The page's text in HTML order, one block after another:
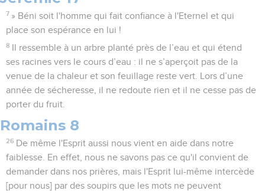
7 » Béni soit l'homme qui fait confiance à l'Eternel et qui
place son espérance en lui !
8 Il ressemble à un arbre planté près de l’eau et qui étend
ses racines vers le cours d’eau : il ne s’aperçoit pas de la
venue de la chaleur et son feuillage reste vert. Lors d’une
année de sécheresse, il ne redoute rien et il ne cesse pas de
porter du fruit.
Romains 8
26 De même l'Esprit aussi nous vient en aide dans notre
faiblesse. En effet, nous ne savons pas ce qu'il convient de
demander dans nos prières, mais l'Esprit lui-même intercède
[pour nous] par des soupirs que les mots ne peuvent